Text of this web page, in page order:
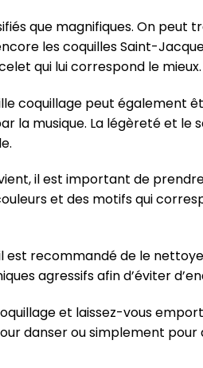
que magnifiques. On peut
les coquilles Saint-
qui lui correspond le mieux.
coquillage peut également
la musique. La légèreté et le
il est important de
et des motifs qui
recommandé de le
agressifs afin d’éviter
et laissez-vous
danser ou simplement